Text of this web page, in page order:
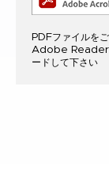
PDFファイルを
Adobe Readerを
ードして下さい